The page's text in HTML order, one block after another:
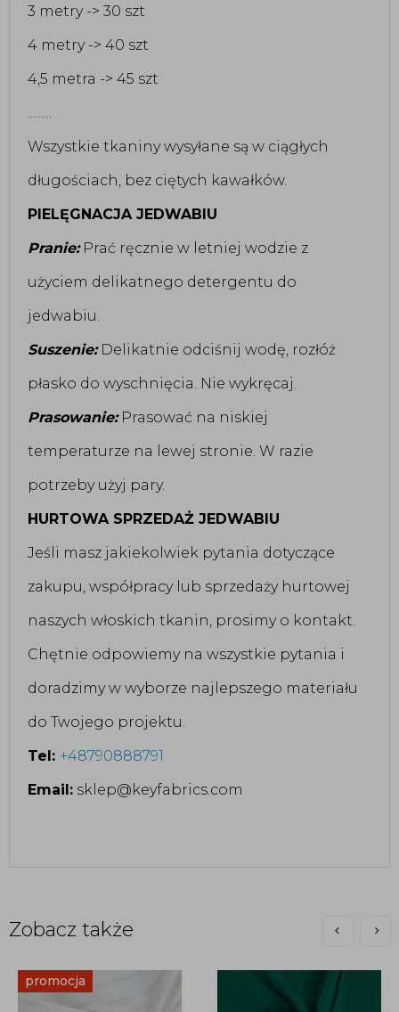
3 metry -> 30 szt
4 metry -> 40 szt
4,5 metra -> 45 szt
.........
Wszystkie tkaniny wysyłane są w ciągłych
długościach, bez ciętych kawałków.
PIELĘGNACJA JEDWABIU
Pranie:Prać ręcznie w letniej wodzie z
użyciem delikatnego detergentu do
jedwabiu.
Suszenie:Delikatnie odciśnij wodę, rozłóż
płasko do wyschnięcia. Nie wykręcaj.
Prasowanie:Prasować na niskiej
temperaturze na lewej stronie. W razie
potrzeby użyj pary.
HURTOWA SPRZEDAŻ JEDWABIU
Jeśli masz jakiekolwiek pytania dotyczące
zakupu, współpracy lub sprzedaży hurtowej
naszych włoskich tkanin, prosimy o kontakt.
Chętnie odpowiemy na wszystkie pytania i
doradzimy w wyborze najlepszego materiału
do Twojego projektu.
Tel: +48790888791
Email: sklep@keyfabrics.com
Zobacz także
promocja